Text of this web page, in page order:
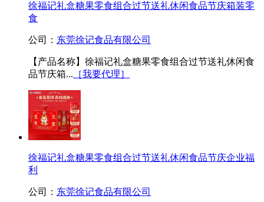
徐福记礼盒糖果零食组合过节送礼休闲食品节庆箱装零
食
公司： 东莞徐记食品有限公司
【产品名称】徐福记礼盒糖果零食组合过节送礼休闲食
品节庆箱... ［我要代理］
徐福记礼盒糖果零食组合过节送礼休闲食品节庆企业福
利
公司： 东莞徐记食品有限公司